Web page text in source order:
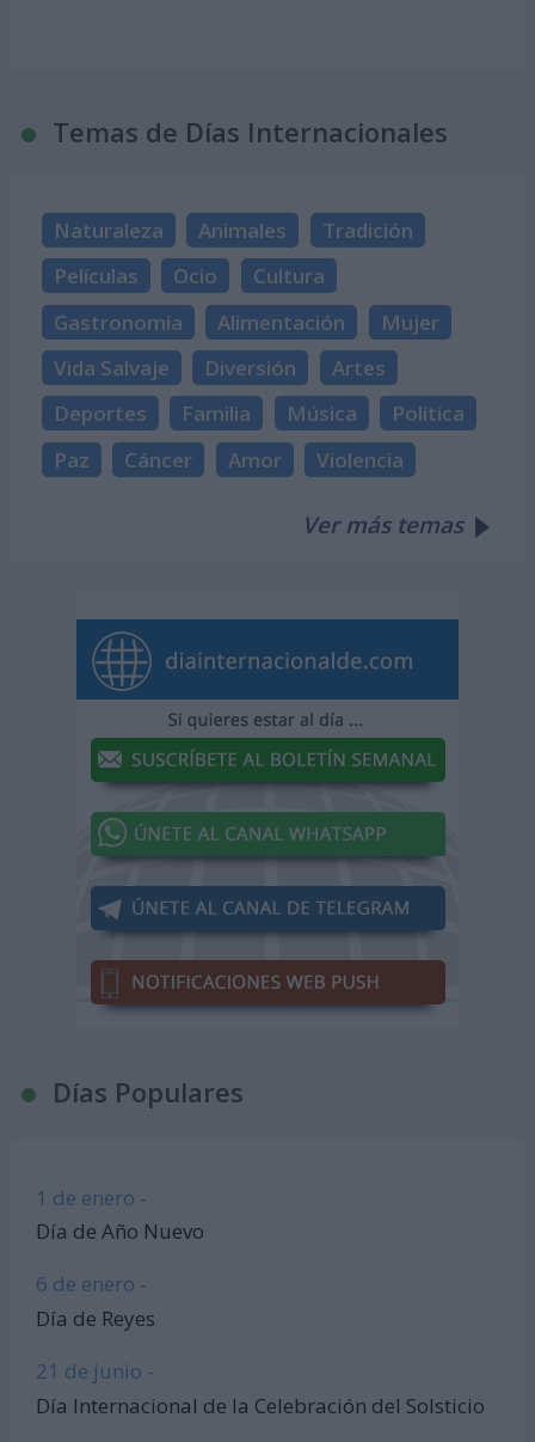
Temas de Días Internacionales
Naturaleza Animales
Tradición
Películas
Ocio
Cultura
Gastronomía
Alimentación
Mujer
Vida Salvaje
Diversión
Artes
Deportes
Familia Música
Política
Paz
Cáncer Amor Violencia
Ver más temas
Días Populares
1 de enero -
Día de Año Nuevo
6 de enero -
Día de Reyes
21 de junio -
Día Internacional de la Celebración del Solsticio